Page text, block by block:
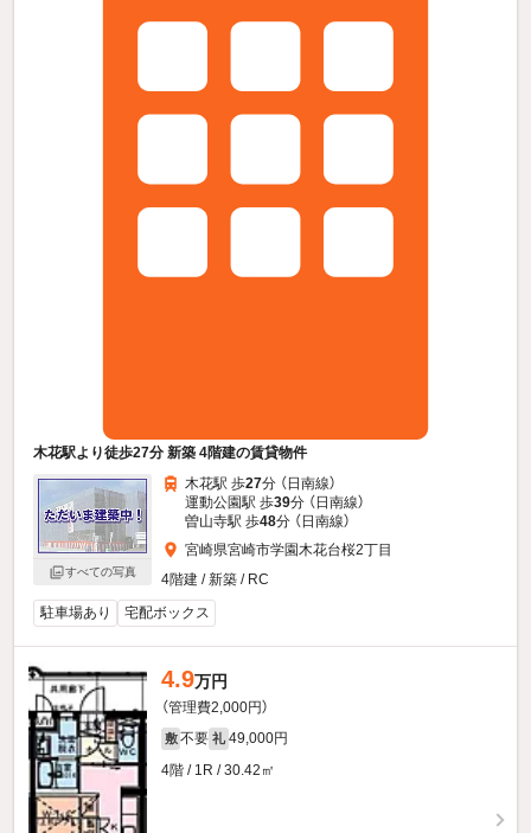
木花駅より徒歩27分 新築 4階建の賃貸物件
すべての写真
木花駅 歩27分 （日南線）
運動公園駅 歩39分 （日南線）
曽山寺駅 歩48分 （日南線）
宮崎県宮崎市学園木花台桜2丁目
4階建 / 新築 / RC
駐車場あり
宅配ボックス
4.9万円
（管理費2,000円）
敷 不要 礼 49,000円
4階 / 1R / 30.42㎡